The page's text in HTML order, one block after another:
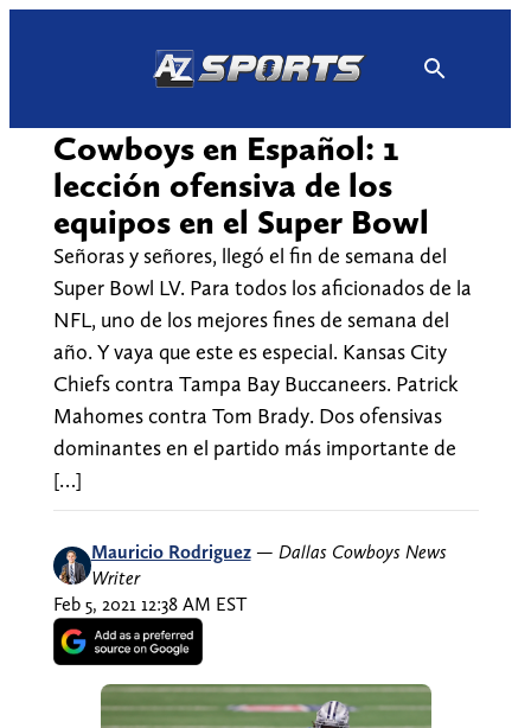
Cowboys en Español: 1
lección ofensiva de los
equipos en el Super Bowl
Señoras y señores, llegó el fin de semana del
Super Bowl LV. Para todos los aficionados de la
NFL, uno de los mejores fines de semana del
año. Y vaya que este es especial. Kansas City
Chiefs contra Tampa Bay Buccaneers. Patrick
Mahomes contra Tom Brady. Dos ofensivas
dominantes en el partido más importante de
[…]
Mauricio Rodriguez — Dallas Cowboys News
Writer
Feb 5, 2021 12:38 AM EST